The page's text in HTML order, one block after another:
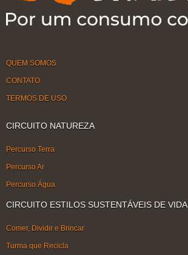
QUEM SOMOS
CONTATO
TERMOS DE USO
CIRCUITO NATUREZA
Percurso Terra
Percurso Ar
Percurso Água
CIRCUITO ESTILOS SUSTENTÁVEIS DE VIDA
Comer, Dividir e Brincar
Turma que Recicla